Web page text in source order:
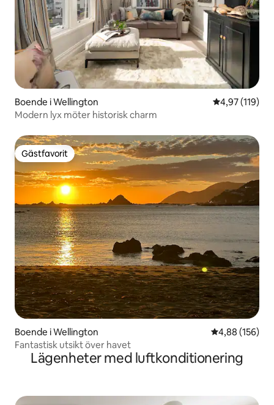
Boende i Wellington 4,97 av 5 i
4,97 (119)
Modern lyx möter historisk charm
Gästfavorit
Gästfavorit
Boende i Wellington 4,88 av 5 i
4,88 (156)
Fantastisk utsikt över havet
Lägenheter med luftkonditionering